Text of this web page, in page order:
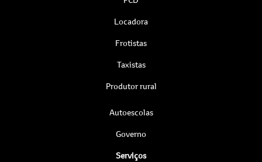
Locadora
Frotistas
Taxistas
Produtor rural
Autoescolas
Governo
Serviços